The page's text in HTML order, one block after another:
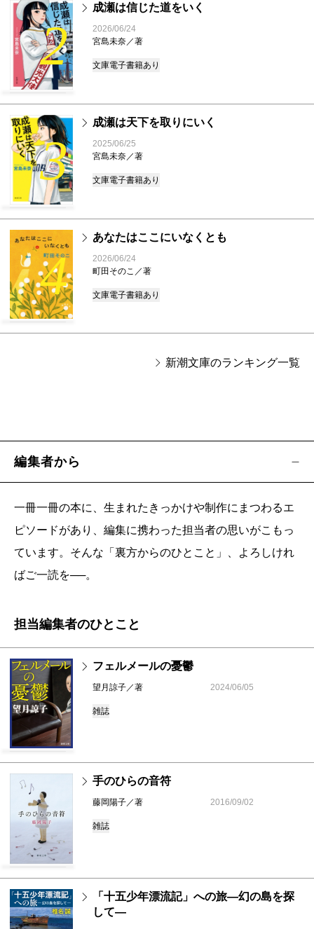
2
成瀬は信じた道をいく
2026/06/24
宮島未奈／著
文庫電子書籍あり
3
成瀬は天下を取りにいく
2025/06/25
宮島未奈／著
文庫電子書籍あり
4
あなたはここにいなくとも
2026/06/24
町田そのこ／著
文庫電子書籍あり
新潮文庫のランキング一覧
編集者から
一冊一冊の本に、生まれたきっかけや制作にまつわるエ
ピソードがあり、編集に携わった担当者の思いがこもっ
ています。そんな「裏方からのひとこと」、よろしけれ
ばご一読を──。
担当編集者のひとこと
フェルメールの憂鬱
望月諒子／著 2024/06/05
雑誌
手のひらの音符
藤岡陽子／著 2016/09/02
雑誌
「十五少年漂流記」への旅―幻の島を探
して―